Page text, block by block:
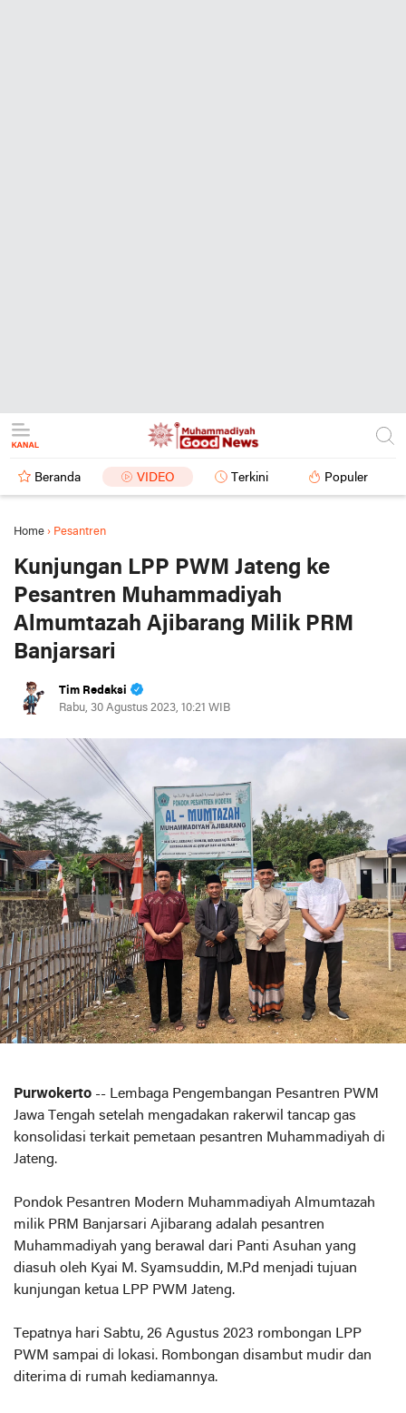
Beranda VIDEO Terkini Populer
Home › Pesantren
Kunjungan LPP PWM Jateng ke
Pesantren Muhammadiyah
Almumtazah Ajibarang Milik PRM
Banjarsari
Tim Redaksi
Rabu, 30 Agustus 2023, 10:21 WIB
Purwokerto -- Lembaga Pengembangan Pesantren PWM
Jawa Tengah setelah mengadakan rakerwil tancap gas
konsolidasi terkait pemetaan pesantren Muhammadiyah di
Jateng.
Pondok Pesantren Modern Muhammadiyah Almumtazah
milik PRM Banjarsari Ajibarang adalah pesantren
Muhammadiyah yang berawal dari Panti Asuhan yang
diasuh oleh Kyai M. Syamsuddin, M.Pd menjadi tujuan
kunjungan ketua LPP PWM Jateng.
Tepatnya hari Sabtu, 26 Agustus 2023 rombongan LPP
PWM sampai di lokasi. Rombongan disambut mudir dan
diterima di rumah kediamannya.